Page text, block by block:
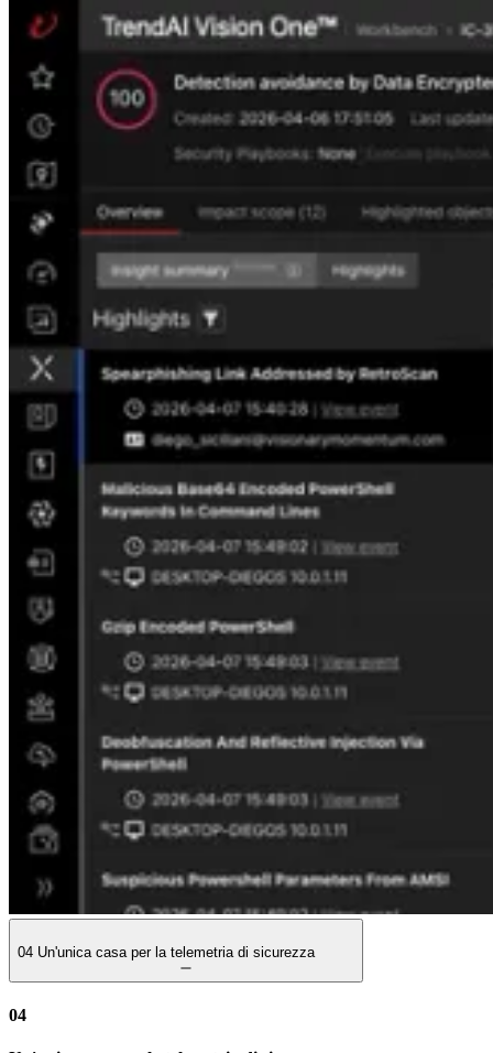
04 Un'unica casa per la telemetria di sicurezza
04